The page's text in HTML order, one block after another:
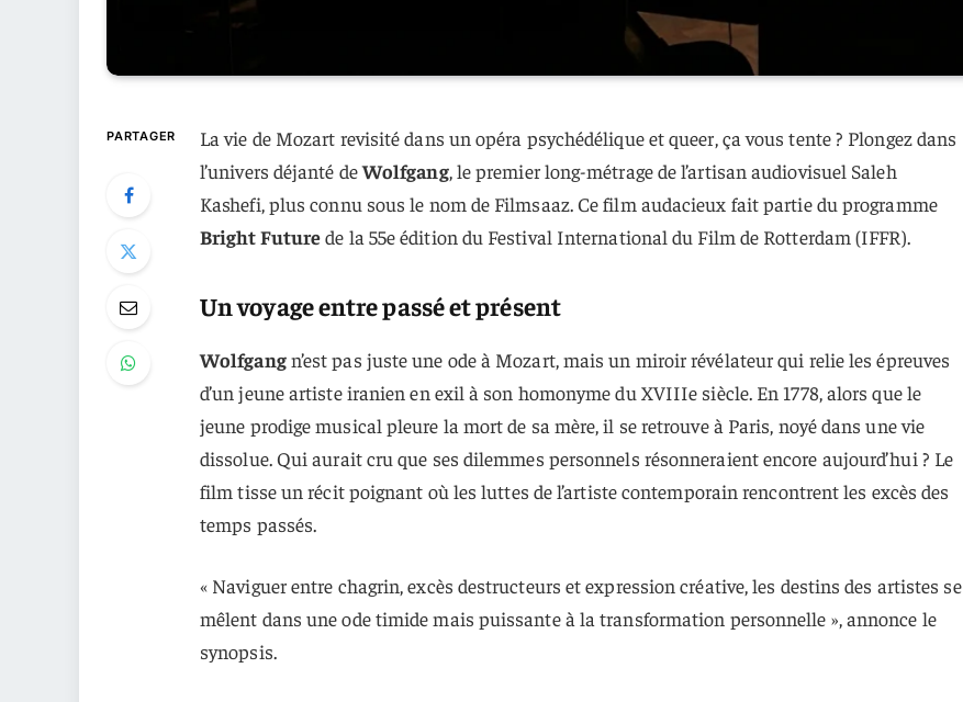
PARTAGER
La vie de Mozart revisité dans un opéra psychédélique et queer, ça vous tente ? Plongez dans
l’univers déjanté deWolfgang, le premier long-métrage de l’artisan audiovisuel Saleh
Kashefi, plus connu sous le nom de Filmsaaz. Ce film audacieux fait partie du programme
Bright Futurede la 55e édition du Festival International du Film de Rotterdam (IFFR).
Un voyage entre passé et présent
Wolfgangn’est pas juste une ode à Mozart, mais un miroir révélateur qui relie les épreuves
d’un jeune artiste iranien en exil à son homonyme du XVIIIe siècle. En 1778, alors que le
jeune prodige musical pleure la mort de sa mère, il se retrouve à Paris, noyé dans une vie
dissolue. Qui aurait cru que ses dilemmes personnels résonneraient encore aujourd’hui ? Le
film tisse un récit poignant où les luttes de l’artiste contemporain rencontrent les excès des
temps passés.
« Naviguer entre chagrin, excès destructeurs et expression créative, les destins des artistes se
mêlent dans une ode timide mais puissante à la transformation personnelle », annonce le
synopsis.